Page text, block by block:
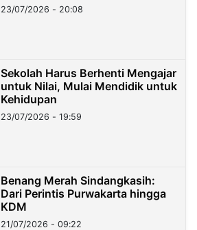
23/07/2026 - 20:08
Sekolah Harus Berhenti Mengajar
untuk Nilai, Mulai Mendidik untuk
Kehidupan
23/07/2026 - 19:59
Benang Merah Sindangkasih:
Dari Perintis Purwakarta hingga
KDM
21/07/2026 - 09:22